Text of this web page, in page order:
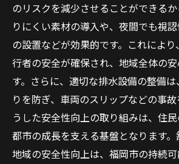
のリスクを減少させることができる
りにくい素材の導入や、夜間でも視
の設置などが効果的です。これによ
行者の安全が確保され、地域全体の
す。さらに、適切な排水設備の整備
りを防ぎ、車両のスリップなどの事
うした安全性向上の取り組みは、住民
都市の成長を支える基盤となります
地域の安全性向上は、福岡市の持続